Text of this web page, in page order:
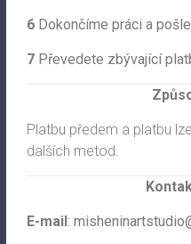
6Dokončíme práci a
7Převedete zbývající
Platbu předem a platbu
dalších metod.
E-mail :